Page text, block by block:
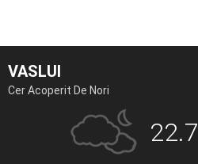
VASLUI
Cer Acoperit De Nori
22.7